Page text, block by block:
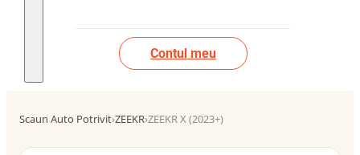
Contul meu
Scaun Auto Potrivit›ZEEKR›ZEEKR X (2023+)